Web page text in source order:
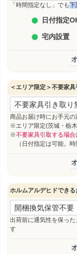
須
「時間指定なし」でも下
日付指定
宅内設置
＜エリア限定＞不要家具
商品お届け時にお手元
※エリア限定(茨城・栃
※不要家具引取する場
（日付指定は可能。時
ホルムアルデヒドでき
出荷前に通気性を保っ
す